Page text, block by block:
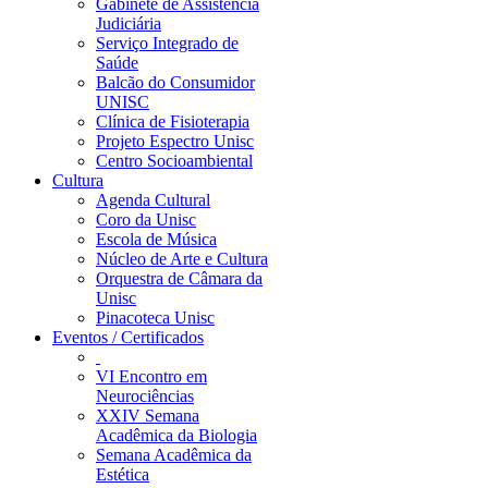
Gabinete de Assistência
Judiciária
Serviço Integrado de
Saúde
Balcão do Consumidor
UNISC
Clínica de Fisioterapia
Projeto Espectro Unisc
Centro Socioambiental
Cultura
Agenda Cultural
Coro da Unisc
Escola de Música
Núcleo de Arte e Cultura
Orquestra de Câmara da
Unisc
Pinacoteca Unisc
Eventos / Certificados
VI Encontro em
Neurociências
XXIV Semana
Acadêmica da Biologia
Semana Acadêmica da
Estética